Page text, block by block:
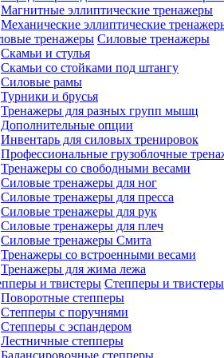
Магнитные эллиптические тренажеры
Механические эллиптические
Силовые тренажеры
Скамьи и стулья
Скамьи со стойками под штангу
Силовые рамы
Турники и брусья
Тренажеры для разных групп мышц
Дополнительные опции
Инвентарь для силовых тренировок
Профессиональные грузоблочные
Тренажеры со свободными весами
Силовые тренажеры для ног
Силовые тренажеры для пресса
Силовые тренажеры для рук
Силовые тренажеры для плеч
Силовые тренажеры Смита
Тренажеры со встроенными весами
Тренажеры для жима лежа
Степперы и твистеры
Поворотные степперы
Степперы с поручнями
Степперы с эспандером
Лестничные степперы
Балансировочные степперы